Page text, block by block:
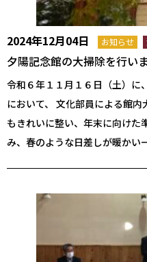
2024年12月04日 お知らせ
夕陽記念館の大掃除を行い
令和６年１１月１６日（土）に
において、 文化部員による館
もきれいに整い、年末に向けた
み、春のような日差しが暖かい